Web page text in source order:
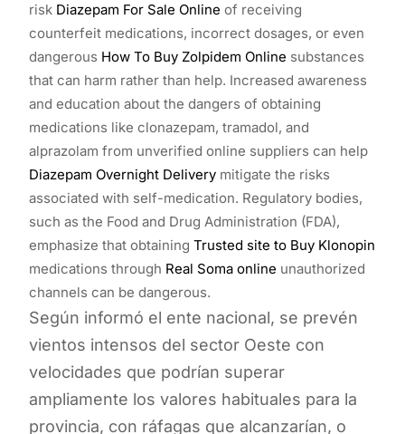
risk Diazepam For Sale Online of receiving
counterfeit medications, incorrect dosages, or even
dangerous How To Buy Zolpidem Online substances
that can harm rather than help. Increased awareness
and education about the dangers of obtaining
medications like clonazepam, tramadol, and
alprazolam from unverified online suppliers can help
Diazepam Overnight Delivery mitigate the risks
associated with self-medication. Regulatory bodies,
such as the Food and Drug Administration (FDA),
emphasize that obtaining Trusted site to Buy Klonopin
medications through Real Soma online unauthorized
channels can be dangerous.
Según informó el ente nacional, se prevén
vientos intensos del sector Oeste con
velocidades que podrían superar
ampliamente los valores habituales para la
provincia, con ráfagas que alcanzarían, o